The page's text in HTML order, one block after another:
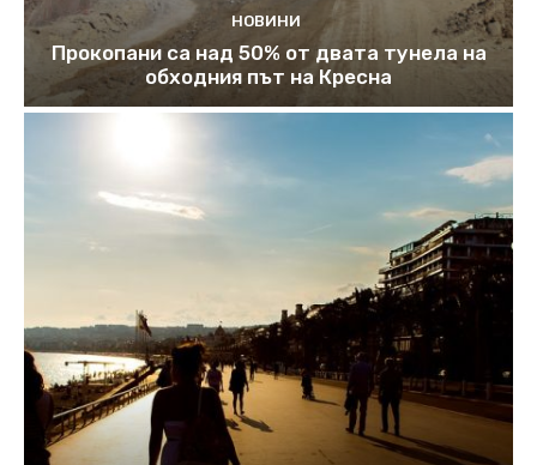
НОВИНИ
Прокопани са над 50% от двата тунела на
обходния път на Кресна